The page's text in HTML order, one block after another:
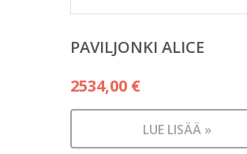
PAVILJONKI ALICE
2534,00 €
LUE LISÄÄ »